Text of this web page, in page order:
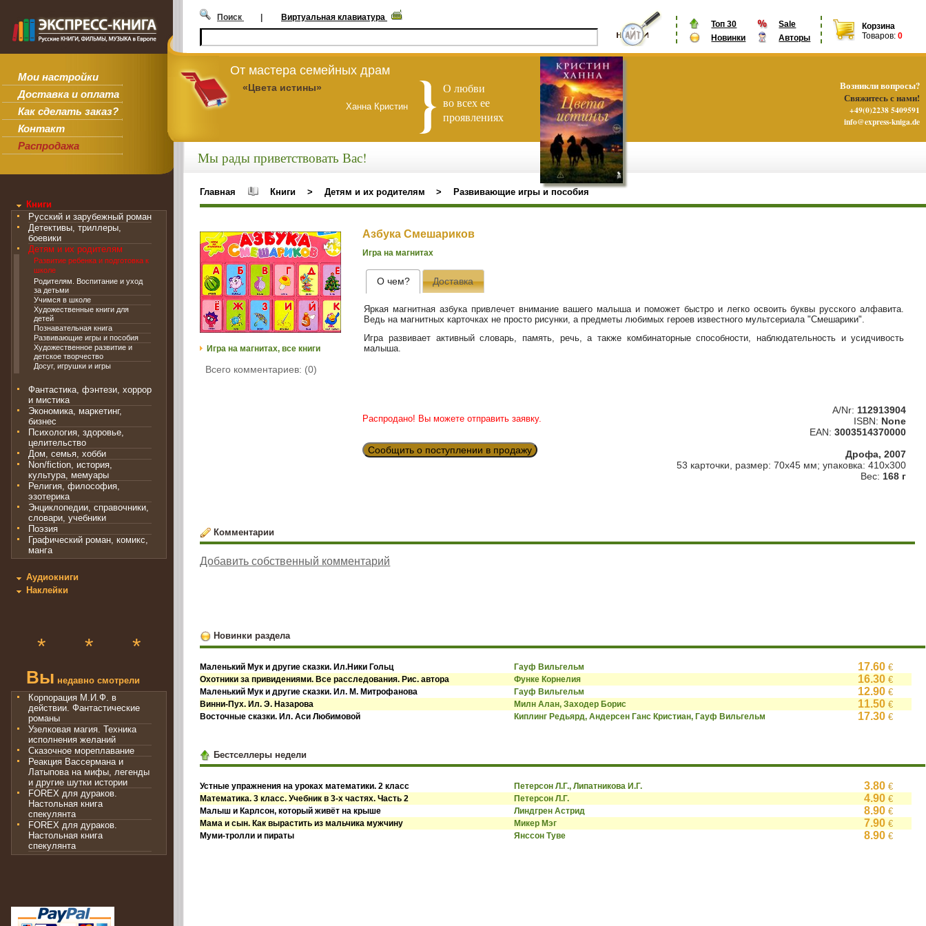
Мои настройки
Доставка и оплата
Как сделать заказ?
Контакт
Распродажа
Топ 30
Sale
Новинки
Авторы
Корзина
Товаров: 0
Поиск | Виртуальная клавиатура
От мастера семейных драм
«Цвета истины»
Ханна Кристин
О любви
во всех ее
проявлениях
Книги
Русский и зарубежный роман
Детективы, триллеры,
боевики
Детям и их родителям
Развитие ребенка и подготовка к
школе
Родителям. Воспитание и уход
за детьми
Учимся в школе
Художественные книги для
детей
Познавательная книга
Развивающие игры и пособия
Художественное развитие и
детское творчество
Досуг, игрушки и игры
Фантастика, фэнтези, хоррор
и мистика
Экономика, маркетинг,
бизнес
Психология, здоровье,
целительство
Дом, семья, хобби
Non/fiction, история,
культура, мемуары
Религия, философия,
эзотерика
Энциклопедии, справочники,
словари, учебники
Поэзия
Графический роман, комикс,
манга
Аудиокниги
Наклейки
* * *
Вы недавно смотрели
Корпорация М.И.Ф. в
действии. Фантастические
романы
Узелковая магия. Техника
исполнения желаний
Сказочное мореплавание
Реакция Вассермана и
Латыпова на мифы, легенды
и другие шутки истории
FOREX для дураков.
Настольная книга
спекулянта
FOREX для дураков.
Настольная книга
спекулянта
Мы рады приветствовать Вас!
Главная Книги > Детям и их родителям > Развивающие игры и пособия
Игра на магнитах, все книги
Всего комментариев: (0)
Азбука Смешариков
Игра на магнитах
О чем? Доставка
Яркая магнитная азбука привлечет внимание вашего малыша и поможет быстро и легко освоить буквы русского алфавита.
Ведь на магнитных карточках не просто рисунки, а предметы любимых героев известного мультсериала "Смешарики".
Игра развивает активный словарь, память, речь, а также комбинаторные способности, наблюдательность и усидчивость
малыша.
Распродано! Вы можете отправить заявку.
Сообщить о поступлении в продажу
A/Nr: 112913904
ISBN: None
EAN: 3003514370000
Дрофа, 2007
53 карточки, размер: 70х45 мм; упаковка: 410х300
Вес: 168 г
Комментарии
Добавить собственный комментарий
Новинки раздела
Маленький Мук и другие сказки. Ил.Ники Гольц Гауф Вильгельм 17.60 €
Охотники за привидениями. Все расследования. Рис. автора Функе Корнелия 16.30 €
Маленький Мук и другие сказки. Ил. М. Митрофанова Гауф Вильгельм 12.90 €
Винни-Пух. Ил. Э. Назарова Милн Алан, Заходер Борис 11.50 €
Восточные сказки. Ил. Аси Любимовой Киплинг Редьярд, Андерсен Ганс Кристиан, Гауф Вильгельм 17.30 €
Бестселлеры недели
Устные упражнения на уроках математики. 2 класс Петерсон Л.Г., Липатникова И.Г. 3.80 €
Математика. 3 класс. Учебник в 3-х частях. Часть 2 Петерсон Л.Г. 4.90 €
Малыш и Карлсон, который живёт на крыше Линдгрен Астрид 8.90 €
Мама и сын. Как вырастить из мальчика мужчину Микер Мэг 7.90 €
Муми-тролли и пираты Янссон Туве 8.90 €
Возникли вопросы?
Свяжитесь с нами!
+49(0)2238 5409591
info@express-kniga.de